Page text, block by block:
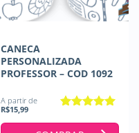
CANECA
PERSONALIZADA
PROFESSOR – COD 1092
A partir de
R$15,99